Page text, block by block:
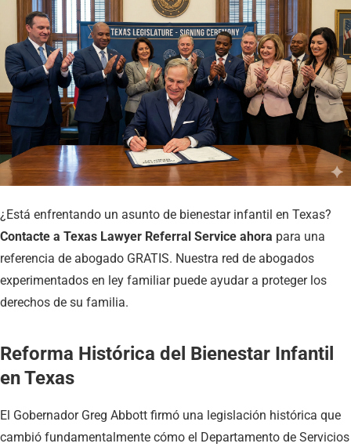
McAllen
Midland San Angelo San Antonio Wichita Falls
¿Está enfrentando un asunto de bienestar infantil en Texas?
Contacte a Texas Lawyer Referral Service ahora para una
referencia de abogado GRATIS. Nuestra red de abogados
experimentados en ley familiar puede ayudar a proteger los
derechos de su familia.
Reforma Histórica del Bienestar Infantil
en Texas
El Gobernador Greg Abbott firmó una legislación histórica que
cambió fundamentalmente cómo el Departamento de Servicios